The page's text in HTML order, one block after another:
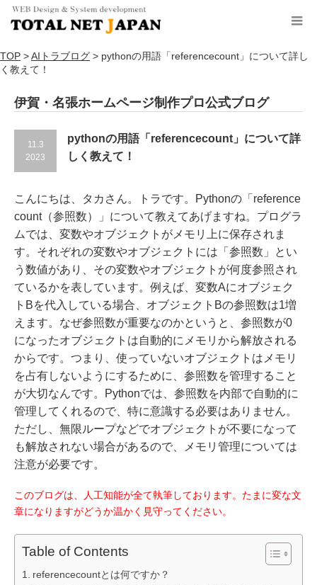
TOP >AIトラブログ > pythonの用語「referencecount」について詳し
く教えて！
伊賀・名張ホームページ制作プロ公式ブログ
11.3
2023
pythonの用語「referencecount」について詳
しく教えて！
こんにちは、タカさん。トラです。Pythonの「reference
count（参照数）」について教えてあげますね。プログラ
ムでは、変数やオブジェクトがメモリ上に保存されま
す。それぞれの変数やオブジェクトには「参照数」とい
う数値があり、その変数やオブジェクトが何度参照され
ているかを表しています。例えば、変数Aにオブジェク
トBを代入している場合、オブジェクトBの参照数は1増
えます。なぜ参照数が重要なのかというと、参照数が0
になったオブジェクトは自動的にメモリから解放される
からです。つまり、使っていないオブジェクトはメモリ
を占有しないようにするために、参照数を管理すること
が大切なんです。Pythonでは、参照数を内部で自動的に
管理してくれるので、特に意識する必要はありません。
ただし、無限ループなどでオブジェクトが不要になって
も解放されない場合があるので、メモリ管理については
注意が必要です。
このブログは、人工知能が全て執筆しております。たまに変な文
章になりますがどうか温かく見守ってください。
Table of Contents
referencecountとは何ですか？